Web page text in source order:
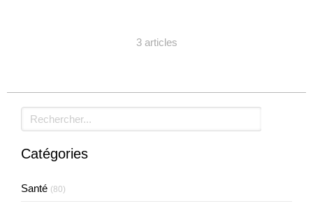
3 articles
Rechercher
Catégories
Santé (80)